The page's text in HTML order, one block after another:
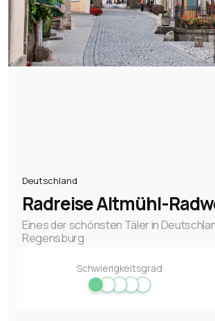
Deutschland
Radreise Altmühl-
Eines der schönsten Täler in
Regensburg
Schwierigkeitsgrad